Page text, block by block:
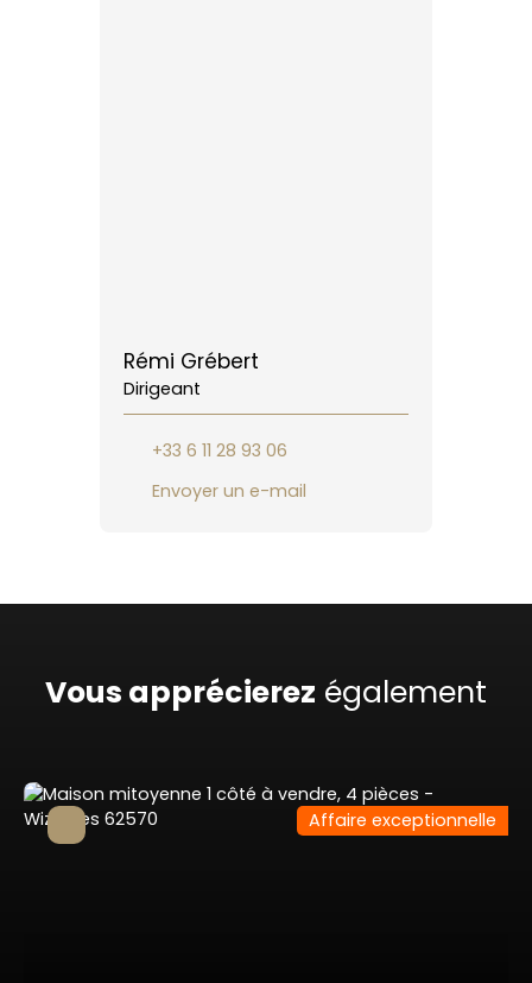
Rémi Grébert
Dirigeant
+33 6 11 28 93 06
Envoyer un e-mail
Vous apprécierez également
Affaire exceptionnelle